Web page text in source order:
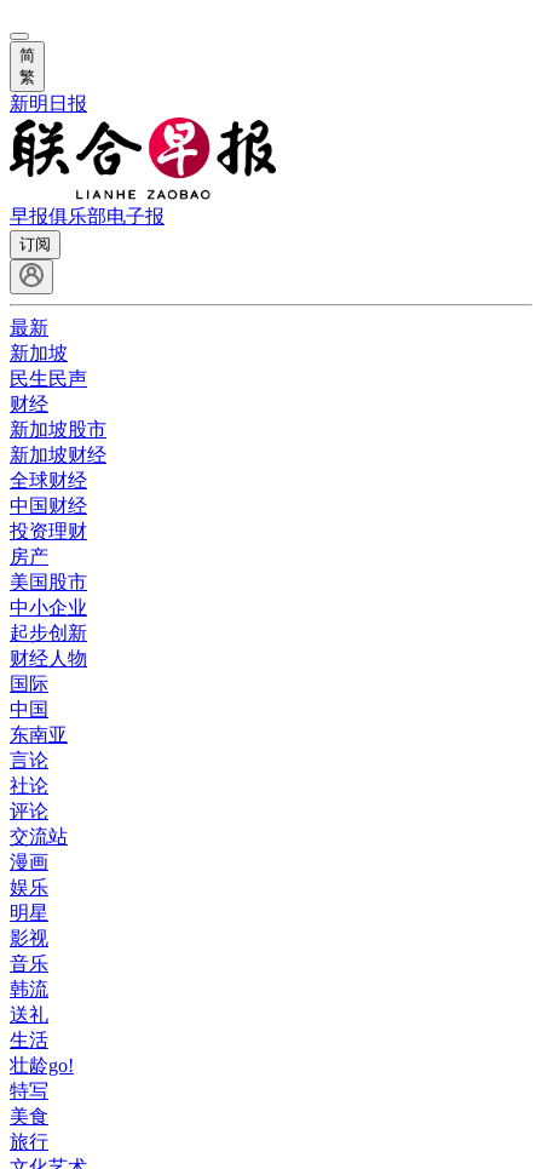
简
繁
新明日报
早报俱乐部电子报
订阅
最新
新加坡
民生民声
财经
新加坡股市
新加坡财经
全球财经
中国财经
投资理财
房产
美国股市
中小企业
起步创新
财经人物
国际
中国
东南亚
言论
社论
评论
交流站
漫画
娱乐
明星
影视
音乐
韩流
送礼
生活
壮龄go!
特写
美食
旅行